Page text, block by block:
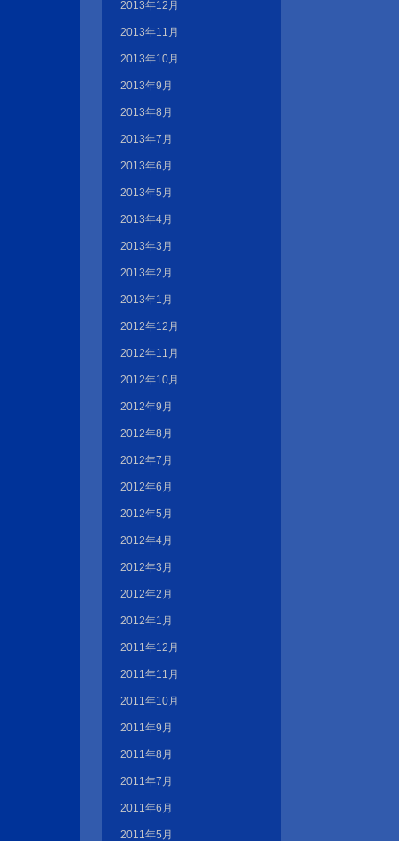
2013年12月
2013年11月
2013年10月
2013年9月
2013年8月
2013年7月
2013年6月
2013年5月
2013年4月
2013年3月
2013年2月
2013年1月
2012年12月
2012年11月
2012年10月
2012年9月
2012年8月
2012年7月
2012年6月
2012年5月
2012年4月
2012年3月
2012年2月
2012年1月
2011年12月
2011年11月
2011年10月
2011年9月
2011年8月
2011年7月
2011年6月
2011年5月